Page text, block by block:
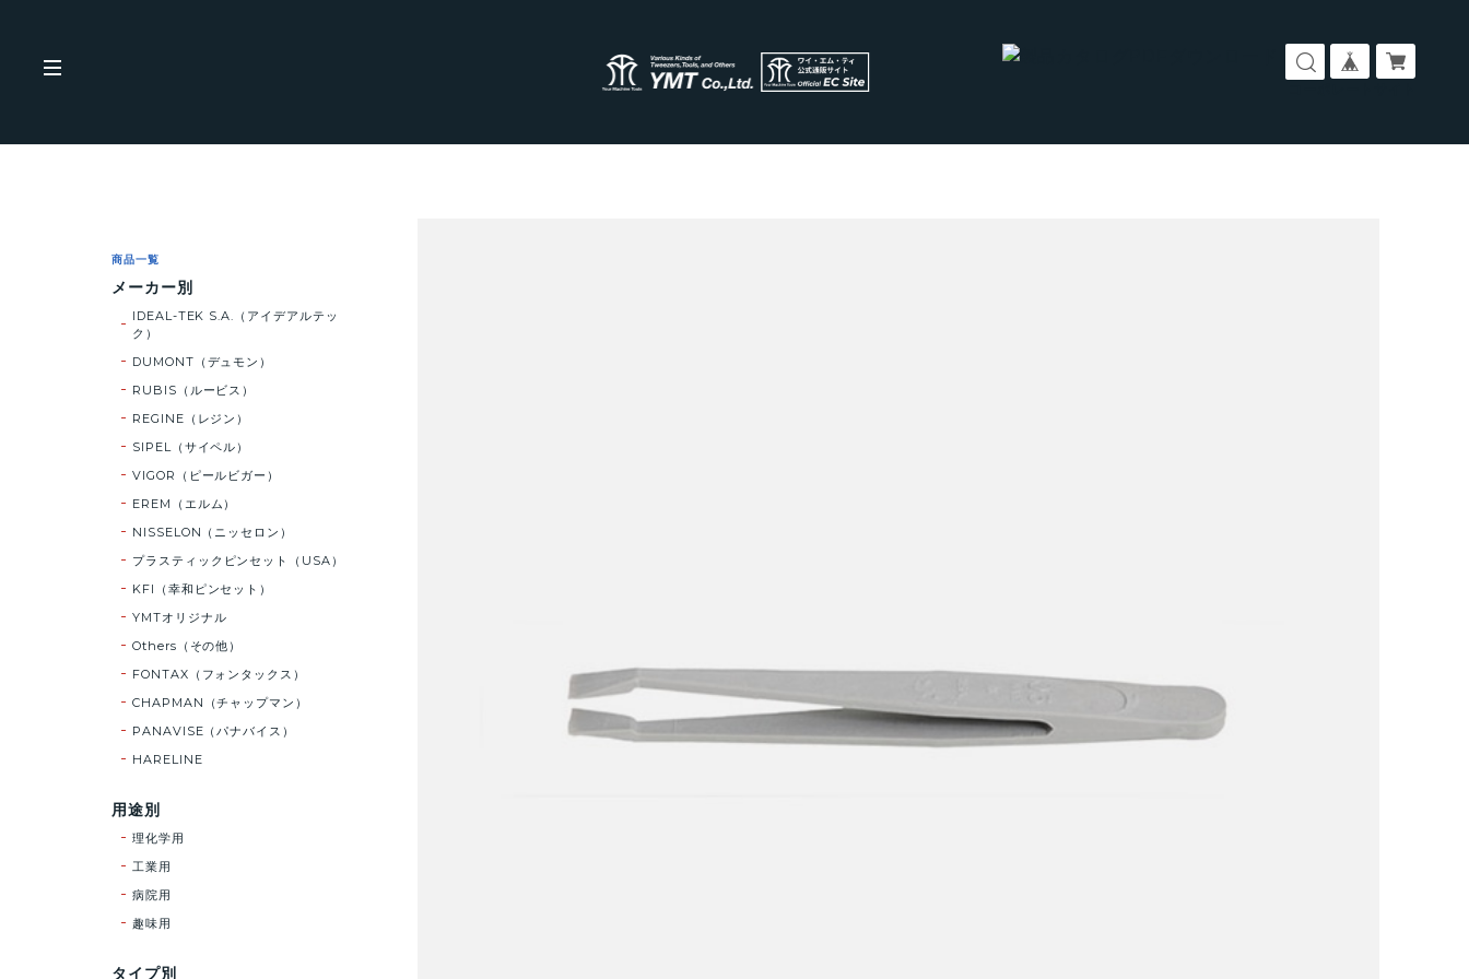
商品一覧
メーカー別
IDEAL-TEK S.A.（アイデアルテッ
ク）
DUMONT（デュモン）
RUBIS（ルービス）
REGINE（レジン）
SIPEL（サイペル）
VIGOR（ピールビガー）
EREM（エルム）
NISSELON（ニッセロン）
プラスティックピンセット（USA）
KFI（幸和ピンセット）
YMTオリジナル
Others（その他）
FONTAX（フォンタックス）
CHAPMAN（チャップマン）
PANAVISE（パナバイス）
HARELINE
用途別
理化学用
工業用
病院用
趣味用
タイプ別